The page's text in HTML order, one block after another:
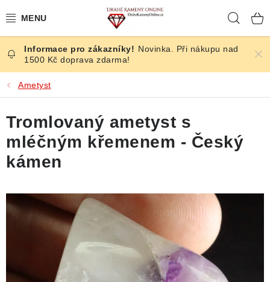
na
ČESKÉ KAMENY
ŠPERKY
KAMENY ZE SVĚTA
BROUŠENÉ
ÚČINKY
Novinka. Při nákupu nad
1500 Kč doprava zdarma!
Ametyst
Tromlovaný ametyst s
mléčným křemenem - Český
kámen